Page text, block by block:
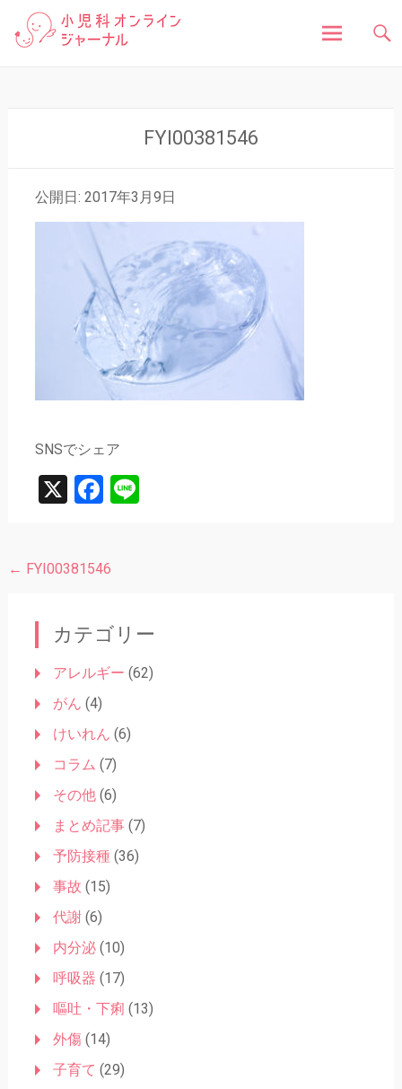
小児科オンラインジャ
状や原因、対処法はもちろん、予防接種や健診、子
どもの成長に関する豆知識まで、小児科医が分かり
FYI00381546
公開日: 2017年3月9日
SNSでシェア
X Facebook
Line
投
← FYI00381546
カテゴリー
アレルギー (62)
がん (4)
けいれん (6)
コラム (7)
その他(6)
まとめ記事(7)
予防接種(36)
事故 (15)
代謝(6)
内分泌(10)
呼吸器 (17)
嘔吐・下痢 (13)
外傷(14)
子育て (29)